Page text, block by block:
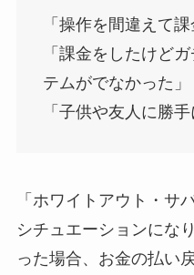
「操作を間違えて
「課金をしたけど
テムがでなかった」
「子供や友人に勝
「ホワイトアウト・サ
シチュエーションにな
った場合、お金の払い